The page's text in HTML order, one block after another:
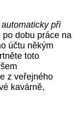
při
dobu práce na
účtu někým
toto
z veřejného
kavárně,